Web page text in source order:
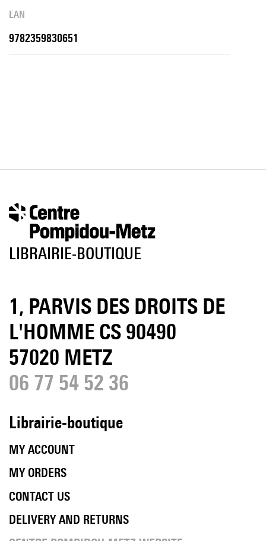
EAN
9782359830651
LIBRAIRIE-BOUTIQUE
1, PARVIS DES DROITS DE
L'HOMME CS 90490
57020 METZ
06 77 54 52 36
Librairie-boutique
MY ACCOUNT
MY ORDERS
CONTACT US
DELIVERY AND RETURNS